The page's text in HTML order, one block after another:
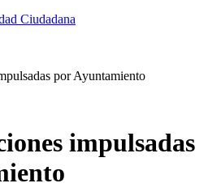
Ciudadana
por Ayuntamiento
impulsadas